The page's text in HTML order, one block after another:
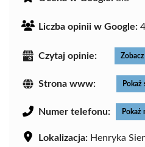
Liczba opinii w Google:
Czytaj opinie:
Strona www: Pokaż
Numer telefonu: Pokaż
Lokalizacja: Henryka